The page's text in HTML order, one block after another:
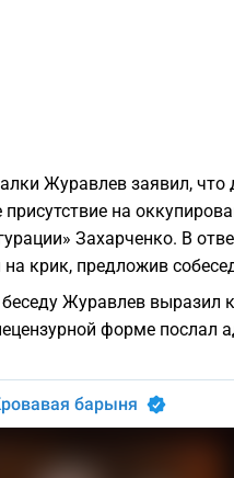
Журавлев заявил,
присутствие на
Захарченко. В
крик, предложив
Журавлев выразил
форме послал